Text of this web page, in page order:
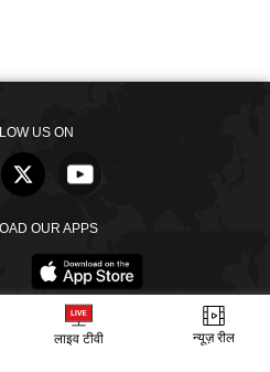
लाइव टीवी न्यूज़ रील
US ON
OUR APPS
वेब स्टोरीज बायोग्राफी